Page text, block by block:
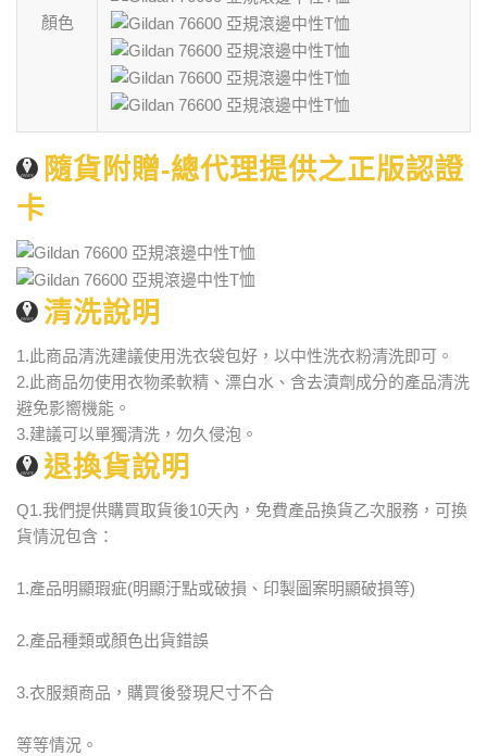
顏色
隨貨附贈-總代理提供之正版認證
卡
清洗說明
1.此商品清洗建議使用洗衣袋包好，以中性洗衣粉清洗即可。
2.此商品勿使用衣物柔軟精、漂白水、含去漬劑成分的產品清洗
避免影嚮機能。
3.建議可以單獨清洗，勿久侵泡。
退換貨說明
Q1.我們提供購買取貨後10天內，免費產品換貨乙次服務，可換
貨情況包含：
1.產品明顯瑕疵(明顯汙點或破損、印製圖案明顯破損等)
2.產品種類或顏色出貨錯誤
3.衣服類商品，購買後發現尺寸不合
等等情況。